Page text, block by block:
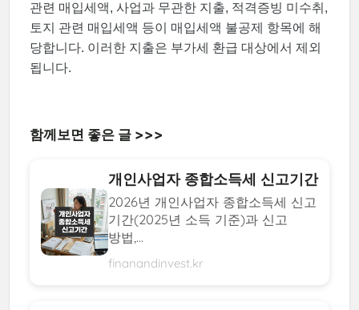
관련 매입세액, 사업과 무관한 지출, 적격증빙 미수취,
토지 관련 매입세액 등이 매입세액 불공제 항목에 해
당합니다. 이러한 지출은 부가세 환급 대상에서 제외
됩니다.
함께보면 좋은 글 >>>
개인사업자 종합소득세 신고기간
2026년 개인사업자 종합소득세 신고
기간(2025년 소득 기준)과 신고
방법,...
finanandinvest.kr